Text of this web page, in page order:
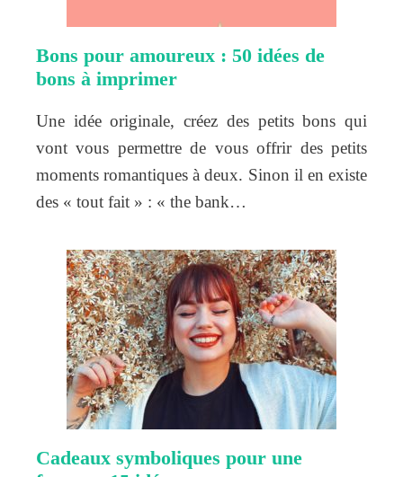
Bons pour amoureux : 50 idées de
bons à imprimer
Une idée originale, créez des petits bons qui
vont vous permettre de vous offrir des petits
moments romantiques à deux. Sinon il en existe
des « tout fait » : « the bank…
Cadeaux symboliques pour une